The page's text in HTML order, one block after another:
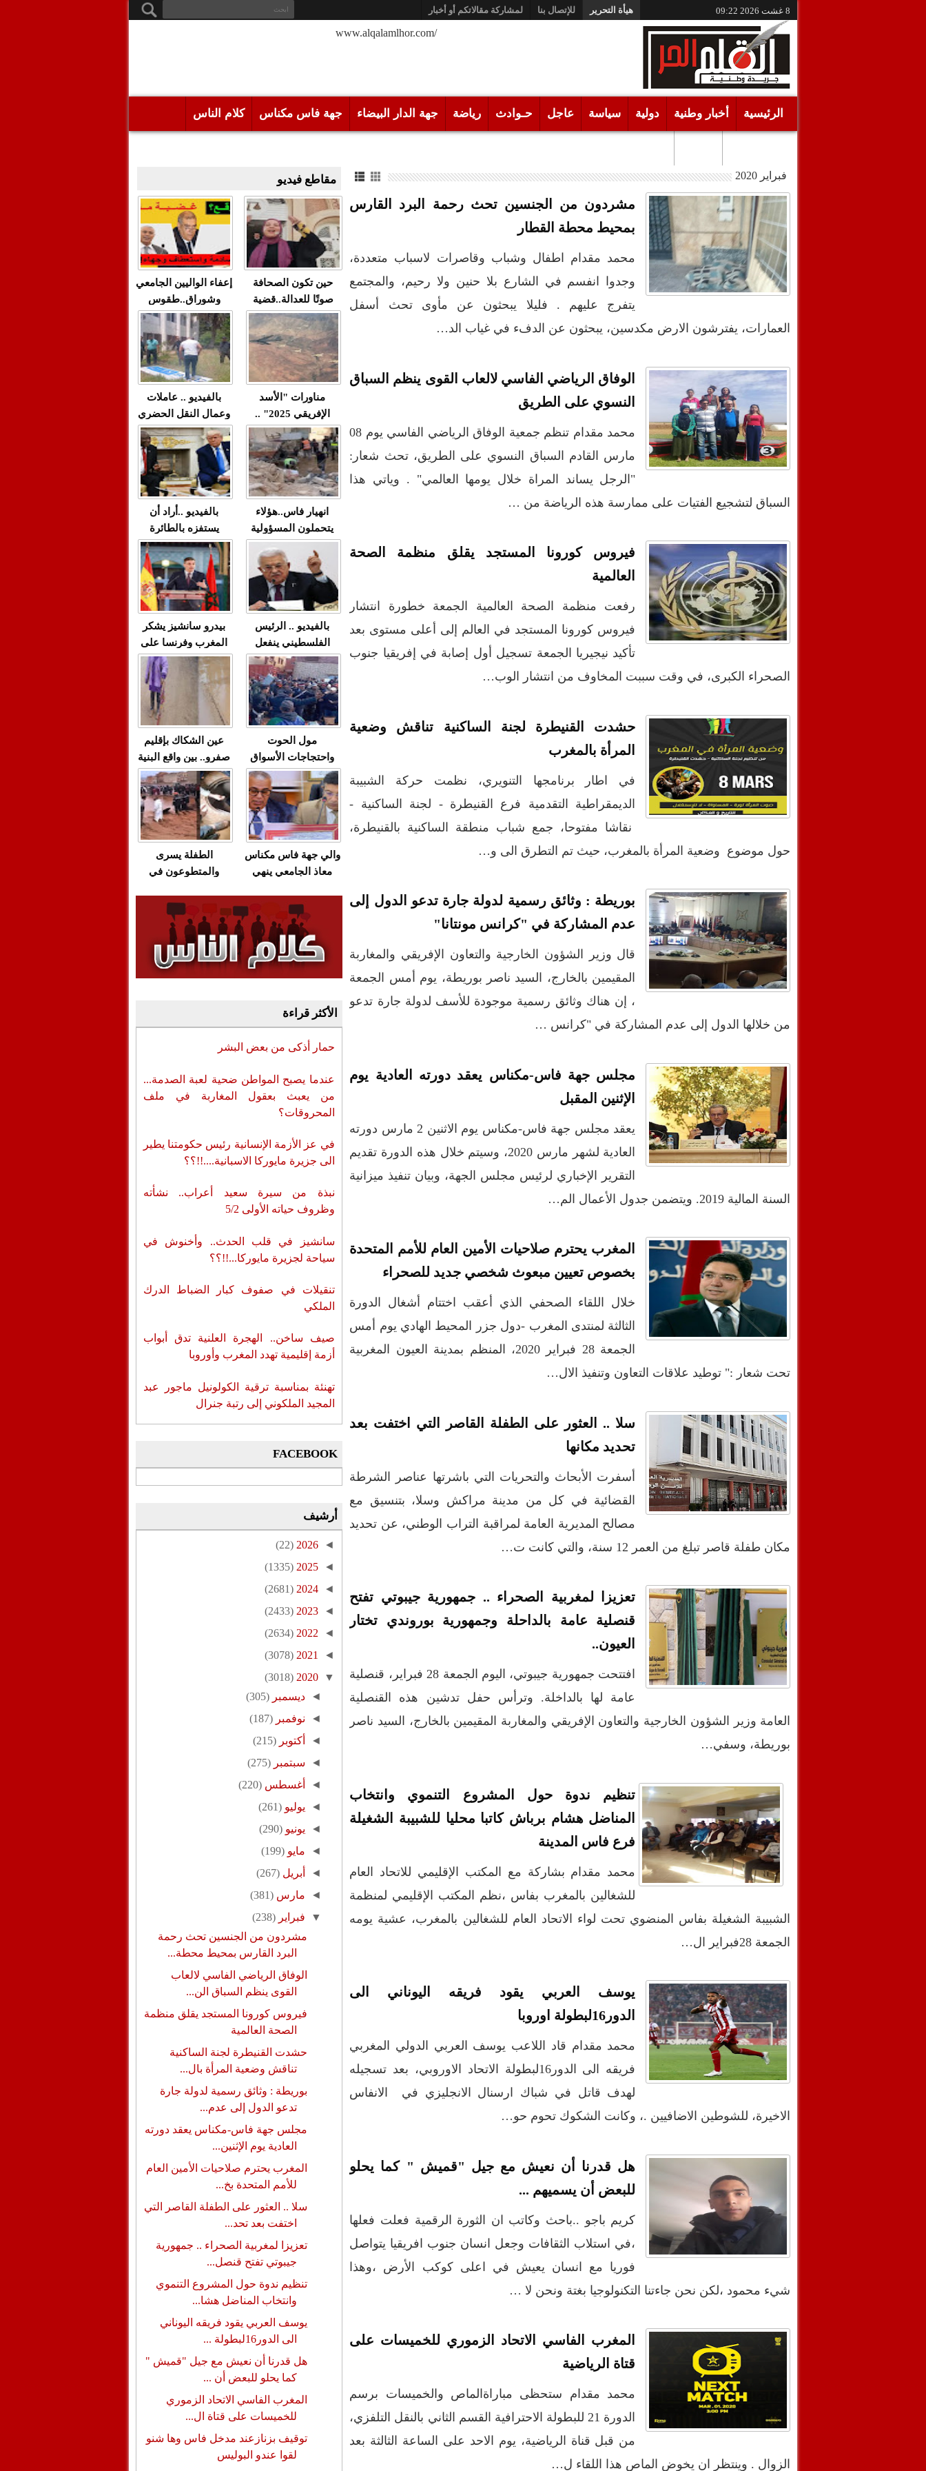
8 غشت 2026 09:22 هيأة التحرير للإتصال بنا لمشاركة مقالاتكم أو أخبار
/www.alqalamlhor.com
الرئيسية أخبار وطنية دولية سياسة عاجل حـوادث رياضة جهة الدار البيضاء جهة فاس مكناس كلام الناس
فبراير 2020
مشردون من الجنسين تحث رحمة البرد القارس
بمحيط محطة القطار
محمد مقدام اطفال وشباب وقاصرات لاسباب متعددة،
وجدوا انفسم في الشارع بلا حنين ولا رحيم، والمجتمع
يتفرج عليهم . فليلا يبحثون عن مأوى تحث أسفل
العمارات، يفترشون الارض مكدسين، يبحثون عن الدفء في غياب الد…
الوفاق الرياضي الفاسي لالعاب القوى ينظم السباق
النسوي على الطريق
محمد مقدام تنظم جمعية الوفاق الرياضي الفاسي يوم 08
مارس القادم السباق النسوي على الطريق، تحث شعار:
"الرجل يساند المراة خلال يومها العالمي" . وياتي هذا
السباق لتشجيع الفتيات على ممارسة هذه الرياضة من …
فيروس كورونا المستجد يقلق منظمة الصحة
العالمية
رفعت منظمة الصحة العالمية الجمعة خطورة انتشار
فيروس كورونا المستجد في العالم إلى أعلى مستوى بعد
تأكيد نيجيريا الجمعة تسجيل أول إصابة في إفريقيا جنوب
الصحراء الكبرى، في وقت سببت المخاوف من انتشار الوب…
حشدت القنيطرة لجنة الساكنية تناقش وضعية
المرأة بالمغرب
في اطار برنامجها التنويري، نظمت حركة الشبيبة
الديمقراطية التقدمية فرع القنيطرة - لجنة الساكنية -
نقاشا مفتوحا، جمع شباب منطقة الساكنية بالقنيطرة،
حول موضوع وضعية المرأة بالمغرب، حيث تم التطرق الى و…
بوريطة : وثائق رسمية لدولة جارة تدعو الدول إلى
عدم المشاركة في "كرانس مونتانا"
قال وزير الشؤون الخارجية والتعاون الإفريقي والمغاربة
المقيمين بالخارج، السيد ناصر بوريطة، يوم أمس الجمعة
، إن هناك وثائق رسمية موجودة للأسف لدولة جارة تدعو
من خلالها الدول إلى عدم المشاركة في "كرانس …
مجلس جهة فاس-مكناس يعقد دورته العادية يوم
الإثنين المقبل
يعقد مجلس جهة فاس-مكناس يوم الاثنين 2 مارس دورته
العادية لشهر مارس 2020، وسيتم خلال هذه الدورة تقديم
التقرير الإخباري لرئيس مجلس الجهة، وبيان تنفيذ ميزانية
السنة المالية 2019. ويتضمن جدول الأعمال الم…
المغرب يحترم صلاحيات الأمين العام للأمم المتحدة
بخصوص تعيين مبعوث شخصي جديد للصحراء
خلال اللقاء الصحفي الذي أعقب اختتام أشغال الدورة
الثالثة لمنتدى المغرب -دول جزر المحيط الهادي يوم أمس
الجمعة 28 فبراير 2020، المنظم بمدينة العيون المغربية
تحت شعار :" توطيد علاقات التعاون وتنفيذ الال…
سلا .. العثور على الطفلة القاصر التي اختفت بعد
تحديد مكانها
أسفرت الأبحاث والتحريات التي باشرتها عناصر الشرطة
القضائية في كل من مدينة مراكش وسلا، بتنسيق مع
مصالح المديرية العامة لمراقبة التراب الوطني، عن تحديد
مكان طفلة قاصر تبلغ من العمر 12 سنة، والتي كانت ت…
تعزيزا لمغربية الصحراء .. جمهورية جيبوتي تفتح
قنصلية عامة بالداحلة وجمهورية بوروندي تختار
العيون..
افتتحت جمهورية جيبوتي، اليوم الجمعة 28 فبراير، قنصلية
عامة لها بالداخلة. وترأس حفل تدشين هذه القنصلية
العامة وزير الشؤون الخارجية والتعاون الإفريقي والمغاربة المقيمين بالخارج، السيد ناصر
بوريطة، وسفي…
تنظيم ندوة حول المشروع التنموي وانتخاب
المناضل هشام برباش كاتبا محليا للشبيبة الشغيلة
فرع فاس المدينة
محمد مقدام بشاركة مع المكتب الإقليمي للاتحاد العام
للشغالين بالمغرب بفاس ،نظم المكتب الإقليمي لمنظمة
الشبيبة الشغيلة بفاس المنضوي تحت لواء الاتحاد العام للشغالين بالمغرب، عشية يومه
الجمعة 28فبراير ال…
يوسف العربي يقود فريقه اليوناني الى
الدور16لبطولة اوروبا
محمد مقدام قاد اللاعب يوسف العربي الدولي المغربي
فريقه الى الدور16لبطولة الاتحاد الاوروبي، بعد تسجيله
لهدف قاتل في شباك ارسنال الانجليزي في الانفاس
الاخيرة، للشوطين الاضافيين .، وكانت الشكوك تحوم حو…
هل قدرنا أن نعيش مع جيل "قميش " كما يحلو
للبعض أن يسميهم ...
كريم باجو ..باحث وكاتب ان الثورة الرقمية فعلت فعلها
،في استلاب الثقافات وجعل انسان جنوب افريقيا يتواصل
فوريا مع انسان يعيش في اعلى كوكب الأرض ،وهذا
شيء محمود ،لكن نحن جاءتنا التكنولوجيا بغتة ونحن لا …
المغرب الفاسي الاتحاد الزموري للخميسات على
قتاة الرياضية
محمد مقدام ستحظى مباراةالماص والخميسات برسم
الدورة 21 للبطولة الاحترافية القسم الثاني بالنقل التلفزي،
من قبل قناة الرياضية، يوم الاحد على الساعة الثالثة بعد
الزوال . وينتظر ان يخوض الماص هذا اللقاء ل…
مقاطع فيديو
حين تكون الصحافة
صوتًا للعدالة..قضية
"مولات 88 غرزة"
مثالا(فيديو)
متابعة حميد طولست
في زمن تزداد فيه
حالات العنف ضد
النساء ويغيب فيه أحيانًا
صدى العدالة في
ردهات الم...
إعفاء الواليين الجامعي
وشوراق..طقوس
صادمة وملتمس
"الوجهاء"؟/ صمت
وزارة الداخلية؟/أين
الوزير التوفيق؟(فيديو)
بالفيديو .. عاملات
وعمال النقل الحضري
بفاس يعبرون عن
ارتياحهم بعد إنهاء عقد
شركة "سيتي باص"
مناورات "الأسد
الإفريقي 2025" ..
شاهد القاذفة النووية
في تدريب مع ثماني
مقاتلات من نوع F-16
تابعة للقوات الجوية
الملكية المغربية
بالفيديو ..أراد أن
يستفزه بالطائرة
القطرية لكن ترامب
فضحه أمام العالم
بالحجة والدليل
انهيار فاس..هؤلاء
يتحملون المسؤولية
ومآسي العمارات
العشوائية مفتوحة
بيدرو سانشيز يشكر
المغرب وفرنسا على
استعادة الكهرباء عقب
انقطاعه في شبه
الجزيرة الإيبيرية
بالفيديو .. الرئيس
الفلسطيني ينفعل
ويهاجم حماس بألفاظ
قاسية على الهواء
عين الشكاك بإقليم
صفرو.. بين واقع البنية
التحتية المهترئة
والحملات الانتخابية
المبكرة(فيديو)
مول الحوت
واحتجاجات الأسواق
الأسبوعية/الاحتقان
الصامت والتراشق
بـ"الصناديق"/أخنوش
يرد بالصمت المريب
الطفلة يسرى
والمتطوعون في
وقنوات صرف صحي
تقتل والمحاسبة يجب
أن تطال المسؤولين
والي جهة فاس مكناس
معاذ الجامعي ينهي
والعمال مع شركة
سيتي باص + وثيقة
وفيديو
الأكثر قراءة
حمار أذكى من بعض البشر
عندما يصبح المواطن ضحية لعبة الصدمة...
من يعبث بعقول المغاربة في ملف
المحروقات؟
في عز الأزمة الإنسانية رئيس حكومتنا يطير
الى جزيرة مايوركا الاسبانية....!!؟؟
نبذة من سيرة سعيد أعراب.. نشأته
وظروف حياته الأولى 5/2
سانشيز في قلب الحدث.. وأخنوش في
سياحة لجزيرة مايوركا...!!؟؟
تنقيلات في صفوف كبار الضباط الدرك
الملكي
صيف ساخن.. الهجرة العلنية تدق أبواب
أزمة إقليمية تهدد المغرب وأوروبا
تهنئة بمناسبة ترقية الكولونيل ماجور عبد
المجيد الملكوني إلى رتبة جنرال
FACEBOOK
أرشيف
◄
2026
(22)
◄
2025
(1335)
◄
2024
(2681)
◄
2023
(2433)
◄
2022
(2634)
◄
2021
(3078)
▼
2020
(3018)
◄ديسمبر(305)
◄ نوفمبر(187)
◄
أكتوبر(215)
◄ سبتمبر(275)
◄
أغسطس(220)
◄ يوليو(261)
◄ يونيو(290)
◄ مايو(199)
◄
أبريل(267)
◄ مارس(381)
▼ فبراير(238)
مشردون من الجنسين تحث رحمة
البرد القارس بمحيط محطة...
الوفاق الرياضي الفاسي لالعاب
القوى ينظم السباق الن...
فيروس كورونا المستجد يقلق منظمة
الصحة العالمية
حشدت القنيطرة لجنة الساكنية
تناقش وضعية المرأة بال...
بوريطة : وثائق رسمية لدولة جارة
تدعو الدول إلى عدم...
مجلس جهة فاس-مكناس يعقد دورته
العادية يوم الإثنين...
المغرب يحترم صلاحيات الأمين العام
للأمم المتحدة بخ...
سلا .. العثور على الطفلة القاصر التي
اختفت بعد تحد...
تعزيزا لمغربية الصحراء .. جمهورية
جيبوتي تفتح قنصل...
تنظيم ندوة حول المشروع التنموي
وانتخاب المناضل هشا...
يوسف العربي يقود فريقه اليوناني
الى الدور16لبطولة ...
هل قدرنا أن نعيش مع جيل "قميش "
كما يحلو للبعض أن ...
المغرب الفاسي الاتحاد الزموري
للخميسات على قتاة ال...
توقيف بزنازعند مدخل فاس وها شنو
لقوا عندو البوليس